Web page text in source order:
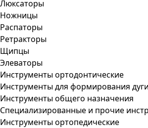
Люксаторы
Ножницы
Распаторы
Ретракторы
Щипцы
Элеваторы
Инструменты ортодонтические
Инструменты для формирования дуги
Инструменты общего назначения
Специализированные и прочие
Инструменты ортопедические